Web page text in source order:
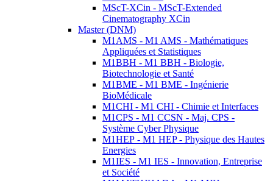
MScT-XCin - MScT-Extended
Cinematography XCin
Master (DNM)
M1AMS - M1 AMS - Mathématiques
Appliquées et Statistiques
M1BBH - M1 BBH - Biologie,
Biotechnologie et Santé
M1BME - M1 BME - Ingénierie
BioMédicale
M1CHI - M1 CHI - Chimie et Interfaces
M1CPS - M1 CCSN - Maj. CPS -
Système Cyber Physique
M1HEP - M1 HEP - Physique des Hautes
Energies
M1IES - M1 IES - Innovation, Entreprise
et Société